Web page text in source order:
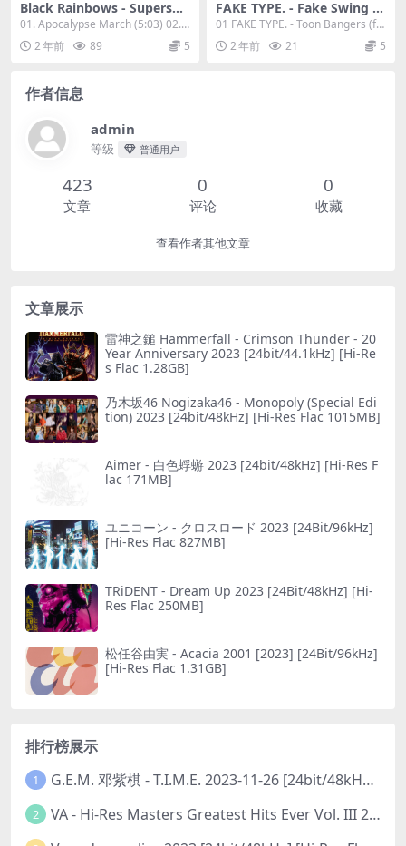
Black Rainbows - Supersku
ll 2023 [24Bit/44.1kHz] [Hi-
Res Flac 711MB]
01. Apocalypse March (5:03) 02. S
uperher...
2 年前 89 5
FAKE TYPE. - Fake Swing 2
2023 [24bit/48kHz] [Hi-Res
Flac 423MB]
01 FAKE TYPE. - Toon Bangers (fe
at. DEMO...
2 年前 21 5
作者信息
admin
等级 普通用户
423
文章
0
评论
0
收藏
查看作者其他文章
文章展示
雷神之鎚 Hammerfall - Crimson Thunder - 20
Year Anniversary 2023 [24bit/44.1kHz] [Hi-Re
s Flac 1.28GB]
乃木坂46 Nogizaka46 - Monopoly (Special Edi
tion) 2023 [24bit/48kHz] [Hi-Res Flac 1015MB]
Aimer - 白色蜉蝣 2023 [24bit/48kHz] [Hi-Res F
lac 171MB]
ユニコーン - クロスロード 2023 [24Bit/96kHz]
[Hi-Res Flac 827MB]
TRiDENT - Dream Up 2023 [24Bit/48kHz] [Hi-
Res Flac 250MB]
松任谷由実 - Acacia 2001 [2023] [24Bit/96kHz]
[Hi-Res Flac 1.31GB]
排行榜展示
1 G.E.M. 邓紫棋 - T.I.M.E. 2023-11-26 [24bit/48kHz] [Hi-Res Flac 313MB]
2 VA - Hi-Res Masters Greatest Hits Ever Vol. III 2023 [24Bit/192kHz] [Hi-Res Flac 10.5GB]